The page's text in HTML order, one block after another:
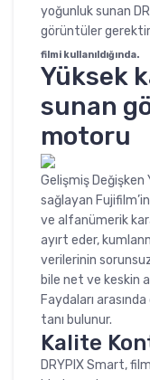
yoğunluk sunan
görüntüler
filmi kullanıldığında.
Yüksek
sunan
motoru
Gelişmiş Değişken
sağlayan
ve alfanümerik
ayırt eder,
verilerinin
bile net ve keskin
Faydaları
tanı bulunur.
Kalite
DRYPIX Smart,